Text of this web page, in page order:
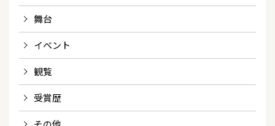
舞台
イベント
観覧
受賞歴